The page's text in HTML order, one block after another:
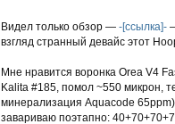
Видел только обзор — -[ссылка]-
взгляд странный девайс этот
Мне нравится воронка Orea V4
Kalita #185, помол ~550 микрон,
минерализация Aquacode
завариваю поэтапно: